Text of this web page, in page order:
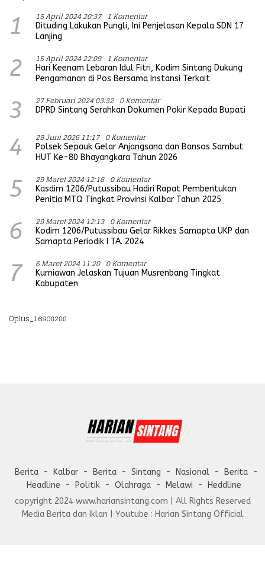
1 15 April 2024 20:37 1 Komentar
Dituding Lakukan Pungli, Ini Penjelasan Kepala SDN 17
Lanjing
2 15 April 2024 22:09 1 Komentar
Hari Keenam Lebaran Idul Fitri, Kodim Sintang Dukung
Pengamanan di Pos Bersama Instansi Terkait
3 27 Februari 2024 03:32 0 Komentar
DPRD Sintang Serahkan Dokumen Pokir Kepada Bupati
4 29 Juni 2026 11:17 0 Komentar
Polsek Sepauk Gelar Anjangsana dan Bansos Sambut
HUT Ke-80 Bhayangkara Tahun 2026
5 29 Maret 2024 12:18 0 Komentar
Kasdim 1206/Putussibau Hadiri Rapat Pembentukan
Penitia MTQ Tingkat Provinsi Kalbar Tahun 2025
6 29 Maret 2024 12:13 0 Komentar
Kodim 1206/Putussibau Gelar Rikkes Samapta UKP dan
Samapta Periodik I TA. 2024
7 6 Maret 2024 11:20 0 Komentar
Kurniawan Jelaskan Tujuan Musrenbang Tingkat
Kabupaten
Oplus_16908288
Berita Kalbar Berita Sintang Nasional
Berita
Headline
Politik Olahraga Melawi
Heddline
copyright 2024 www.hariansintang.com | All Rights Reserved
Media Berita dan Iklan | Youtube : Harian Sintang Official